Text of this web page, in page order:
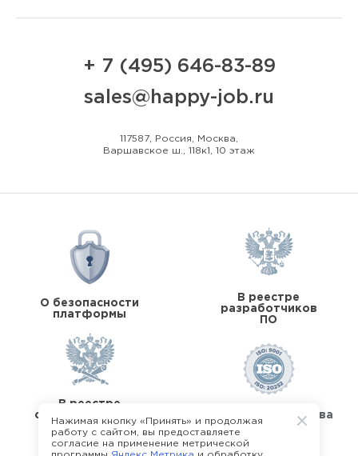
+ 7 (495) 646-83-89
sales@happy-job.ru
117587, Россия, Москва,
Варшавское ш., 118к1, 10 этаж
О безопасности
платформы
В реестре
разработчиков
ПО
В реестре
операторов перс.
данных
Стандарты качества
Нажимая кнопку «Принять» и продолжая
работу с сайтом, вы предоставляете
согласие на применение метрической